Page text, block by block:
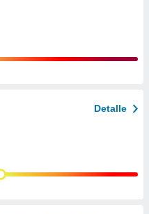
Detalle